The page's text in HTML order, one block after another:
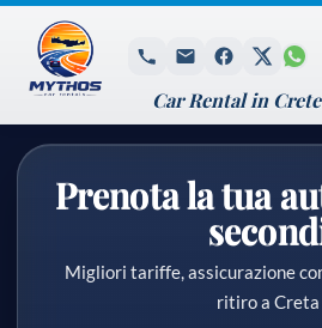
Prenota la tua
Migliori tariffe, assicurazione
ritiro a Creta
Car Rental in